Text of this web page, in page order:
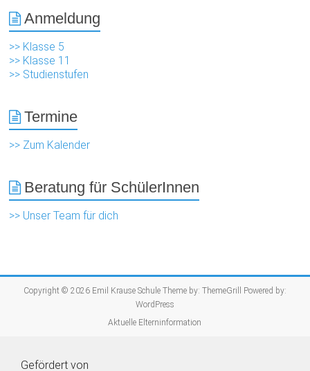
Anmeldung
>> Klasse 5
>> Klasse 11
>> Studienstufen
Termine
>> Zum Kalender
Beratung für SchülerInnen
>> Unser Team für dich
Copyright © 2026 Emil Krause SchuleTheme by: ThemeGrill
Powered by:
WordPress
Aktuelle Elterninformation
Gefördert von